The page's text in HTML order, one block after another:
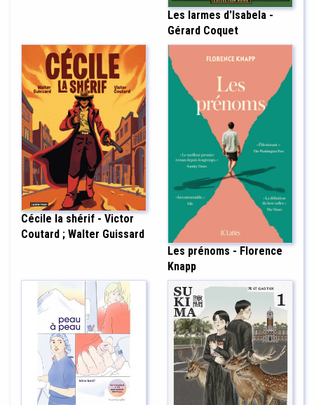
Les larmes d'Isabela -
Gérard Coquet
Cécile la shérif - Victor
Coutard ; Walter Guissard
Les prénoms - Florence
Knapp